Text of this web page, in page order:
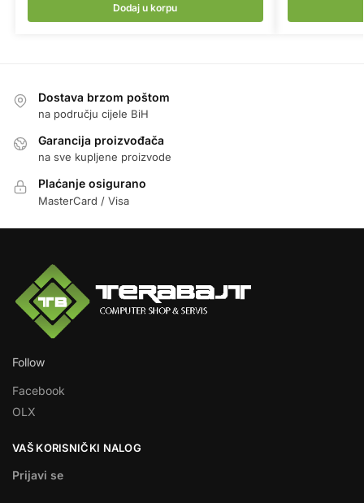
Dodaj u korpu
Dostava brzom poštom
na području cijele BiH
Garancija proizvođača
na sve kupljene proizvode
Plaćanje osigurano
MasterCard / Visa
Follow
Facebook
OLX
VAŠ KORISNIČKI NALOG
Prijavi se